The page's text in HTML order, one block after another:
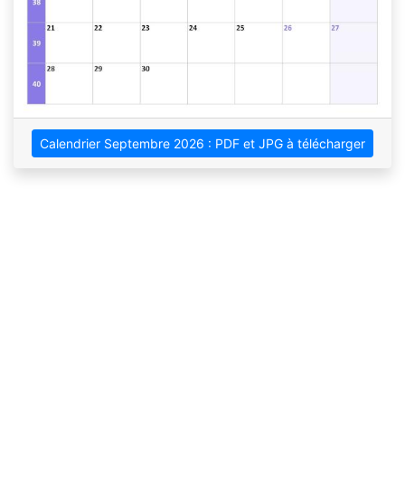
Calendrier Septembre 2026 : PDF et JPG à télécharger